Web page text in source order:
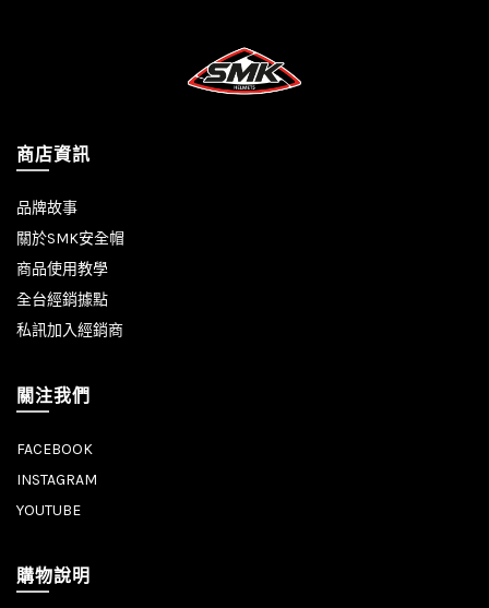
商店資訊
品牌故事
關於SMK安全帽
商品使用教學
全台經銷據點
私訊加入經銷商
關注我們
FACEBOOK
INSTAGRAM
YOUTUBE
購物說明